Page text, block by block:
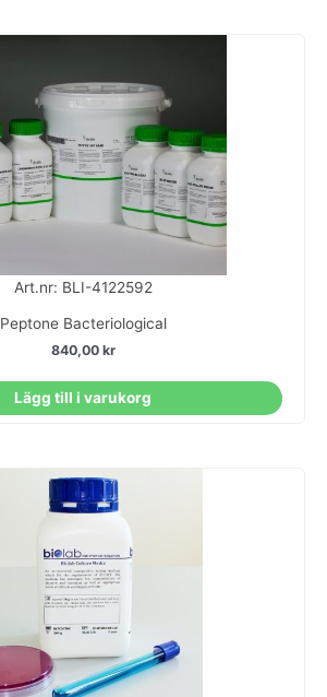
Art.nr: BLI-4122592
Peptone Bacteriological
840,00 kr
Lägg till i varukorg